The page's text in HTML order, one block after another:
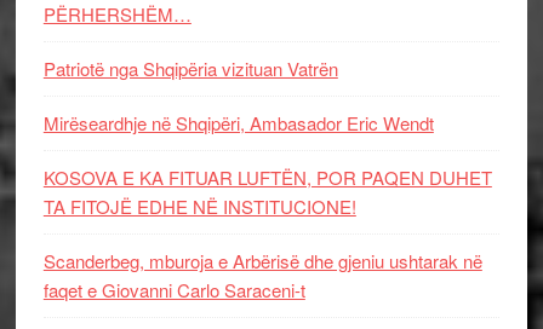
PËRHERSHËM…
Patriotë nga Shqipëria vizituan Vatrën
Mirëseardhje në Shqipëri, Ambasador Eric Wendt
KOSOVA E KA FITUAR LUFTËN, POR PAQEN DUHET
TA FITOJË EDHE NË INSTITUCIONE!
Scanderbeg, mburoja e Arbërisë dhe gjeniu ushtarak në
faqet e Giovanni Carlo Saraceni-t